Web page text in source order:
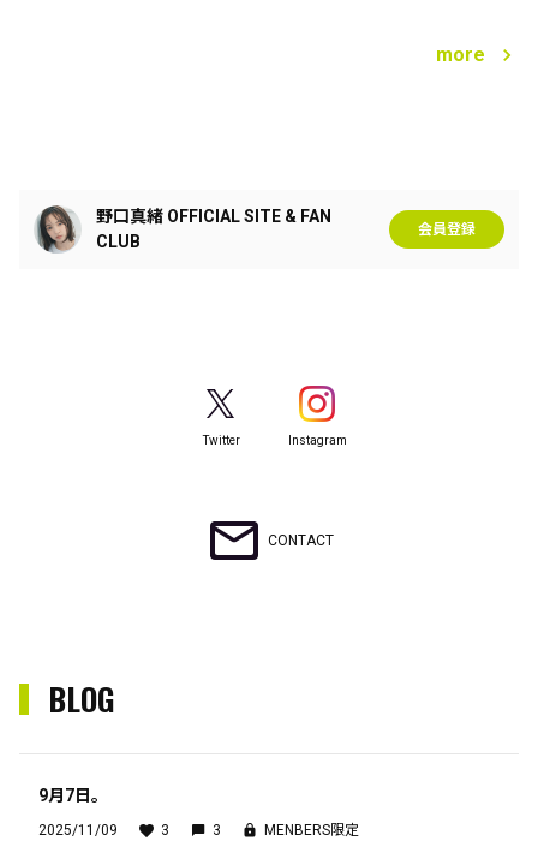
more
野口真緒 OFFICIAL SITE & FAN
CLUB
会員登録
Twitter Instagram
CONTACT
BLOG
9月7日。
2025/11/09 3 3 MENBERS限定